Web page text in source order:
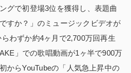
グで初登場3位を獲得し、表題曲
すか？」のミュージックビデオが
わずか約4ヶ月で2,700万回再生
」での歌唱動画が1ヶ半で900万
からYouTubeの「人気急上昇中の